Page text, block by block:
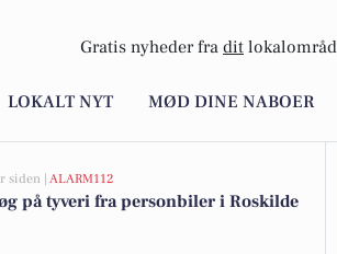
Gratis nyheder fra dit
LOKALT NYT MØD DINE NABOER
siden | ALARM112
på tyveri fra personbiler i Roskilde